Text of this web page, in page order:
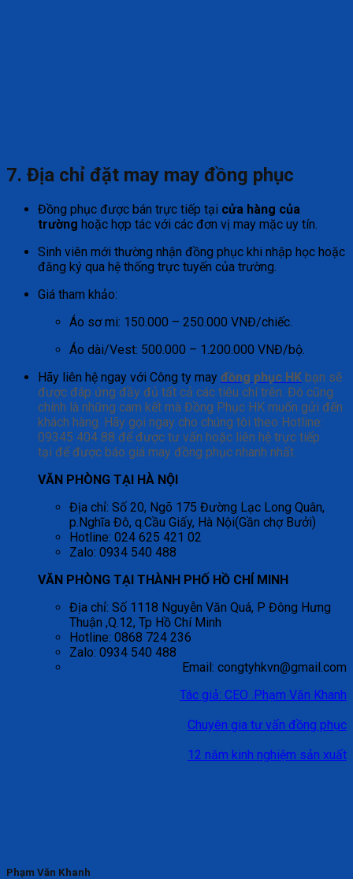
7. Địa chỉ đặt may may đồng phục
Đồng phục được bán trực tiếp tại cửa hàng của
trường hoặc hợp tác với các đơn vị may mặc uy tín.
Sinh viên mới thường nhận đồng phục khi nhập học hoặc
đăng ký qua hệ thống trực tuyến của trường.
Giá tham khảo:
Áo sơ mi: 150.000 – 250.000 VNĐ/chiếc.
Áo dài/Vest: 500.000 – 1.200.000 VNĐ/bộ.
Hãy liên hệ ngay với Công ty may đồng phục HK bạn sẽ
được đáp ứng đầy đủ tất cả các tiêu chí trên. Đó cũng
chính là những cam kết mà Đồng Phục HK muốn gửi đến
khách hàng. Hãy gọi ngay cho chúng tôi theo Hotline:
09345 404 88 để được tư vấn hoặc liên hệ trực tiếp
tại để được báo giá may đồng phục nhanh nhất.
VĂN PHÒNG TẠI HÀ NỘI
Địa chỉ: Số 20, Ngõ 175 Đường Lạc Long Quân,
p.Nghĩa Đô, q.Cầu Giấy, Hà Nội(Gần chợ Bưởi)
Hotline: 024 625 421 02
Zalo: 0934 540 488
VĂN PHÒNG TẠI THÀNH PHỐ HỒ CHÍ MINH
Địa chỉ: Số 1118 Nguyễn Văn Quá, P Đông Hưng
Thuận ,Q.12, Tp Hồ Chí Minh
Hotline: 0868 724 236
Zalo: 0934 540 488
Email: congtyhkvn@gmail.com
Tác giả: CEO .Phạm Văn Khanh
Chuyên gia tư vấn đồng phục
12 năm kinh nghiệm sản xuất
Phạm Văn Khanh